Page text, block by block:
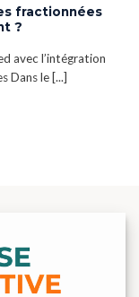
fractionnées
?
avec l’intégration
Dans le [...]